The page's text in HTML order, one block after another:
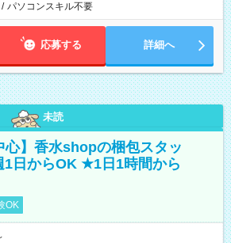
/ パソコンスキル不要
応募する 詳細へ
未読
心】香水shopの梱包スタッ
日からOK ★1日1時間から
OK